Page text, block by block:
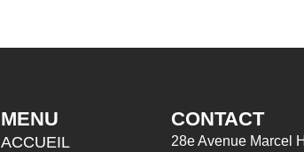
MENU
ACCUEIL
CONTACT
28e Avenue Marcel